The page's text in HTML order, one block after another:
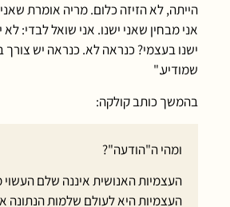
הייתה, לא הזיזה כלום. מריה אומרת
אני מבחין שאני ישנו. אני שואל לבדי: לא
ישנו בעצמי? כנראה לא. כנראה יש
שמודיע."
בהמשך כותב קולקה:
ומהי ה"הודעה"?
העצמיות האנושית איננה שלם
העצמיות היא לעולם שלמות הנתונה